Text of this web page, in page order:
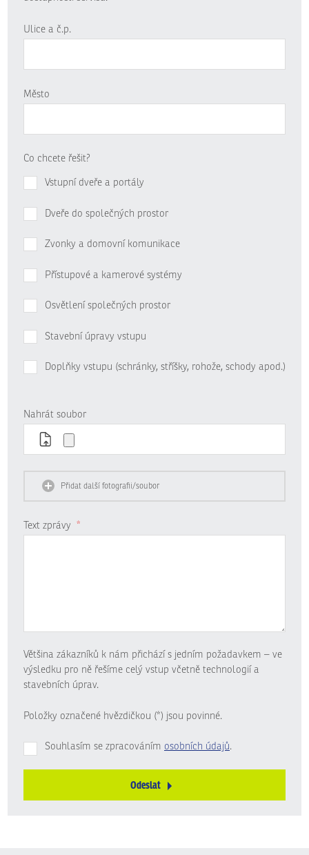
Ulice a č.p.
Město
Co chcete řešit?
Vstupní dveře a portály
Dveře do společných prostor
Zvonky a domovní komunikace
Přístupové a kamerové systémy
Osvětlení společných prostor
Stavební úpravy vstupu
Doplňky vstupu (schránky, stříšky, rohože, schody apod.)
Nahrát soubor
Přidat další fotografii/soubor
Text zprávy *
Většina zákazníků k nám přichází s jedním požadavkem – ve
výsledku pro ně řešíme celý vstup včetně technologií a
stavebních úprav.
Položky označené hvězdičkou (*) jsou povinné.
Souhlasím se zpracováním osobních údajů.
Odeslat